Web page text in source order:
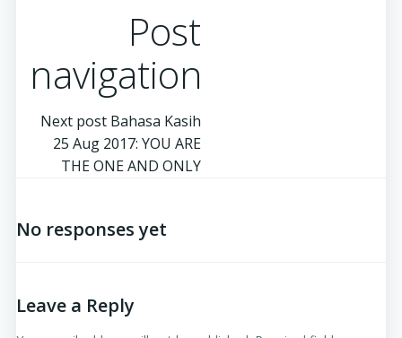
Post
navigation
Next post Bahasa Kasih
25 Aug 2017: YOU ARE
THE ONE AND ONLY
No responses yet
Leave a Reply